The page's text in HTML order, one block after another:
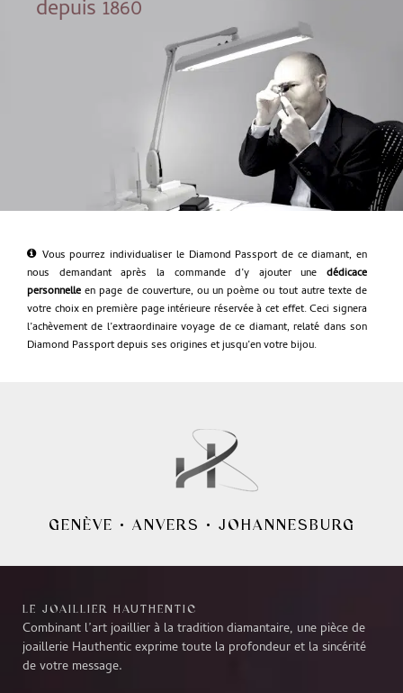
depuis 1860
Vous pourrez individualiser le Diamond Passport de ce diamant, en
nous demandant après la commande d’y ajouter une dédicace
personnelle en page de couverture, ou un poème ou tout autre texte de
votre choix en première page intérieure réservée à cet effet. Ceci signera
l’achèvement de l’extraordinaire voyage de ce diamant, relaté dans son
Diamond Passport depuis ses origines et jusqu’en votre bijou.
GENÈVE • ANVERS • JOHANNESBURG
LE JOAILLIER HAUTHENTIC
Combinant l’art joaillier à la tradition diamantaire, une pièce de
joaillerie Hauthentic exprime toute la profondeur et la sincérité
de votre message.